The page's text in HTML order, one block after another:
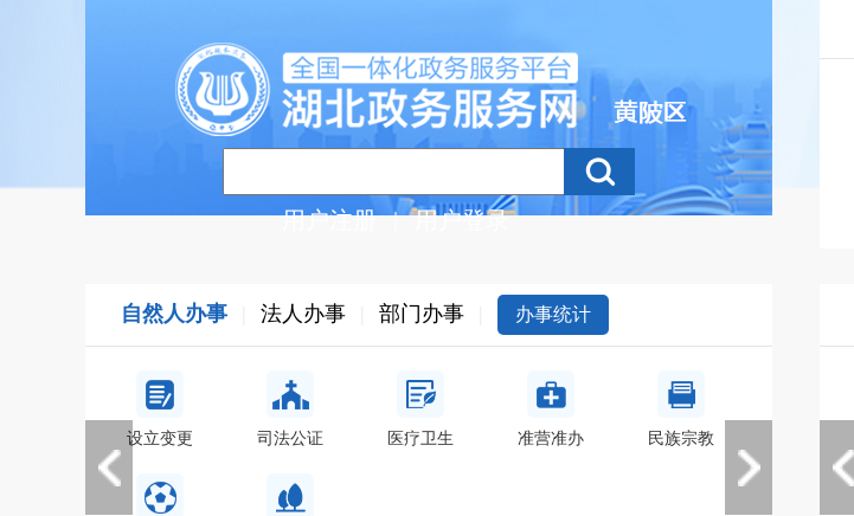
用户注册 | 用户登录
自然人办事 法人办事 部门办事 办事统计
设立变更 司法公证 医疗卫生 准营准办 民族宗教